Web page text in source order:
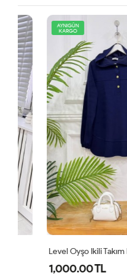
Level Oyşo Ikili Takım
1,000.00 TL